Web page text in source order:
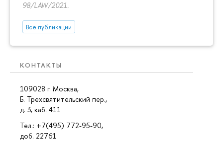
98/LAW/2021.
Все публикации
КОНТАКТЫ
109028 г. Москва,
Б. Трехсвятительский пер.,
д. 3, каб. 411
Тел.: +7(495) 772-95-90,
доб. 22761